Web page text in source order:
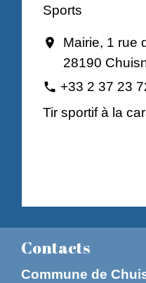
Sports
location_on
Mairie, 1 rue
28190
phone +33 2 37 23
Tir sportif à la
Contacts
Commune de